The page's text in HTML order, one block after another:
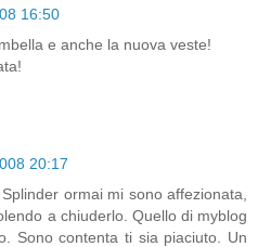
16:50
e anche la nuova veste!
20:17
ormai mi sono affezionata,
a chiuderlo. Quello di myblog
Sono contenta ti sia piaciuto. Un